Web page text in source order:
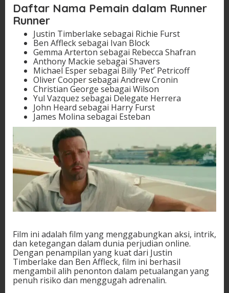
Daftar Nama Pemain dalam Runner
Runner
Justin Timberlake sebagai Richie Furst
Ben Affleck sebagai Ivan Block
Gemma Arterton sebagai Rebecca Shafran
Anthony Mackie sebagai Shavers
Michael Esper sebagai Billy ‘Pet’ Petricoff
Oliver Cooper sebagai Andrew Cronin
Christian George sebagai Wilson
Yul Vazquez sebagai Delegate Herrera
John Heard sebagai Harry Furst
James Molina sebagai Esteban
Film ini adalah film yang menggabungkan aksi, intrik,
dan ketegangan dalam dunia perjudian online.
Dengan penampilan yang kuat dari Justin
Timberlake dan Ben Affleck, film ini berhasil
mengambil alih penonton dalam petualangan yang
penuh risiko dan menggugah adrenalin.